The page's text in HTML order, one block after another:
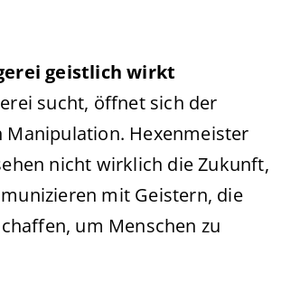
geistlich wirkt
sucht, öffnet sich der
Manipulation. Hexenmeister
nicht wirklich die Zukunft,
mit Geistern, die
um Menschen zu